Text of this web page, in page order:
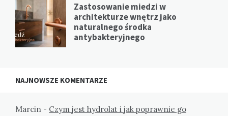
Zastosowanie miedzi w
architekturze wnętrz jako
naturalnego środka
antybakteryjnego
NAJNOWSZE KOMENTARZE
Marcin - Czym jest hydrolat i jak poprawnie go